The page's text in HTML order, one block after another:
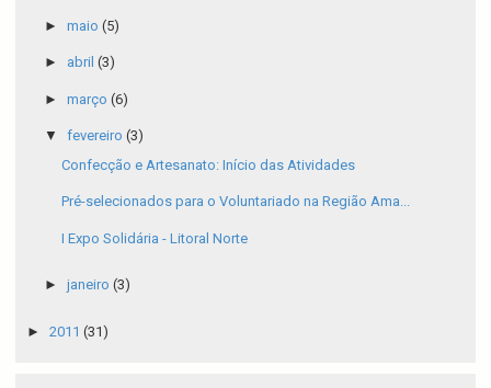
► maio (5)
► abril (3)
► março (6)
▼ fevereiro (3)
Confecção e Artesanato: Início das Atividades
Pré-selecionados para o Voluntariado na Região Ama...
I Expo Solidária - Litoral Norte
► janeiro (3)
► 2011 (31)